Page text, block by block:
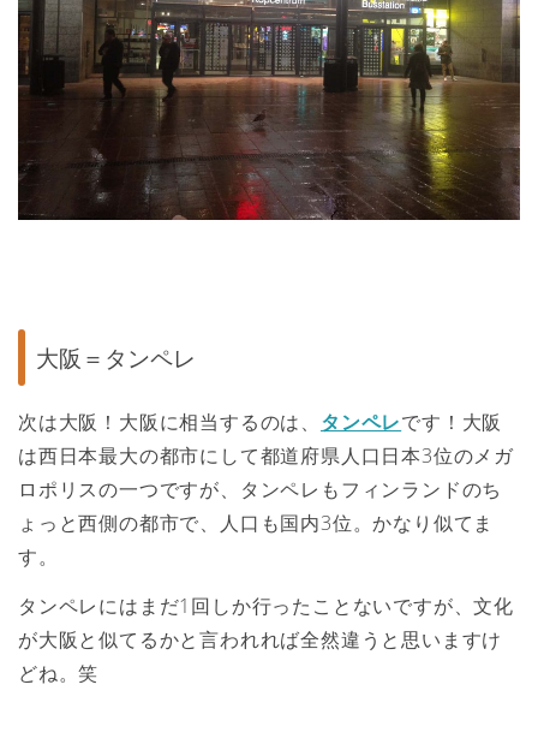
大阪＝タンペレ
次は大阪！大阪に相当するのは、 タンペレです！大阪
は西日本最大の都市にして都道府県人口日本3位のメガ
ロポリスの一つですが、タンペレもフィンランドのち
ょっと西側の都市で、人口も国内3位。かなり似てま
す。
タンペレにはまだ1回しか行ったことないですが、文化
が大阪と似てるかと言われれば全然違うと思いますけ
どね。笑